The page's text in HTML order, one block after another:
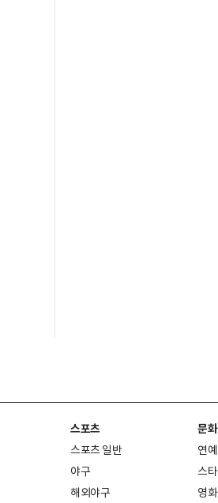
스포츠
스포츠 일반
야구
해외야구
문
연
스타
영